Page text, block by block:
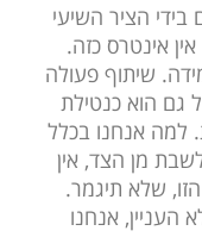
הציר השיעי
אינטרס כזה.
שיתוף פעולה
גם הוא כנטילת
למה אנחנו בכלל
מן הצד, אין
שלא תיגמר.
העניין, אנחנו